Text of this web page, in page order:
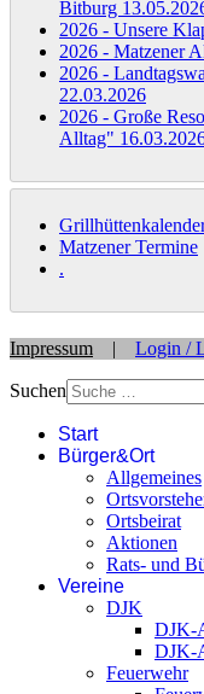
Bitburg
2026 - Unsere
2026 - Matzener
2026 -
22.03.2026
2026 - Große
Alltag"
Matzener Termine
.
Impressum | Login /
Suchen
Start
Bürger&Ort
Allgemeines
Ortsbeirat
Aktionen
Rats- und
Vereine
DJK
DJK-
DJK-
Feuerwehr